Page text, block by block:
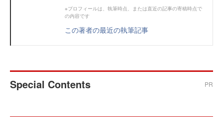
※プロフィールは、執筆時点、または直近の記事の寄稿時点で
の内容です
この著者の最近の執筆記事
Special Contents PR